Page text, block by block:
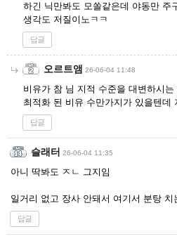
하긴 닉만봐도 모쏠같은데 야동만 주
생각도 저질이노ㅋㅋ
답글
오르트앰 26-06-04 11:48
비유가 참 님 지적 수준을 대변하시
최적화 된 비유 수만가지가 있을텐데
답글
슬래터 26-06-04 11:35
아니 딱봐도 ㅈㄴ 그지임
일거리 없고 장사 안돼서 여기서 분탕 치
답글